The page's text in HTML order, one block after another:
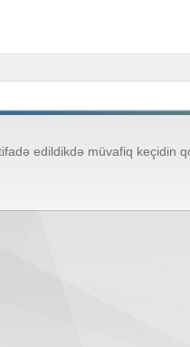
edildikdə müvafiq keçidin